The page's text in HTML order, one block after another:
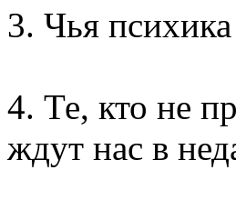
3. Чья психика
4. Те, кто не
ждут нас в